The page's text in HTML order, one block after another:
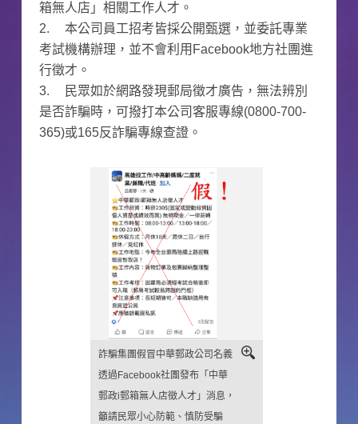
箱無人店」相關工作人才。
2.
本公司員工招考皆採公開甄選，並委託專業
考試機構辦理，並不會利用Facebook地方社團進
行徵才。
3.
民眾如於網路發現郵局徵才廣告，無法辨別
是否詐騙時，可撥打本公司客服專線(0800-700-
365)或165反詐騙專線查證。
詐騙集團假冒中華郵政公司名義
透過Facebook社團發布「中華
郵政i郵箱無人店徵人才」消息，
籲請民眾小心防範、慎防受騙